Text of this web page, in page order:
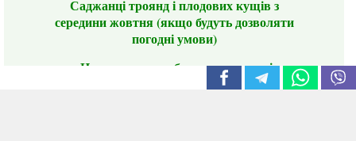
Саджанці троянд і плодових кущів з
середини жовтня (якщо будуть дозволяти
погодні умови)
Цього сезону ви будете задоволені
традиційно гарним асортиментом цибулі